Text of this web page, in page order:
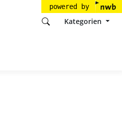
powered by
Kategorien